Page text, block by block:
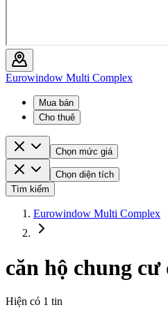
Eurowindow Multi Complex
Mua bán
Cho thuê
Chọn mức giá
Chọn diện tích
Tìm kiếm
Eurowindow Multi Complex
căn hộ chung
Hiện có 1 tin